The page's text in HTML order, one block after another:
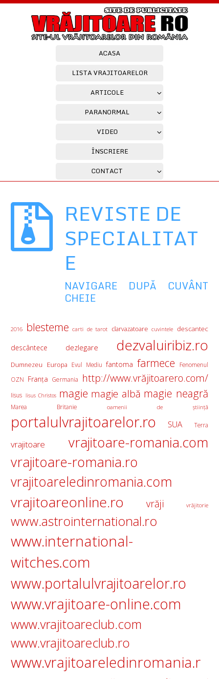
ACASA
LISTA VRAJITOARELOR
ARTICOLE
PARANORMAL
VIDEO
ÎNSCRIERE
CONTACT
REVISTE DE
SPECIALITAT
E
NAVIGARE DUPĂ CUVÂNT
CHEIE
2016 blesteme carti de tarot clarvazatoare cuvintele descantec
descântece dezlegare dezvaluiribiz.ro
Dumnezeu Europa Evul Mediu fantoma farmece
Fenomenul
OZN
Franţa Germania http://www.vrăjitoarero.com/
Iisus Iisus Christos magie magie albă magie neagră
Marea Britanie oamenii de ştiinţă
portalulvrajitoarelor.ro SUA Terra
vrajitoare
vrajitoare-romania.com
vrajitoare-romania.ro
vrajitoareledinromania.com
vrajitoareonline.ro vrăji vrăjitorie
www.astrointernational.ro
www.international-
witches.com
www.portalulvrajitoarelor.ro
www.vrajitoare-online.com
www.vrajitoareclub.com
www.vrajitoareclub.ro
www.vrajitoareledinromania.r